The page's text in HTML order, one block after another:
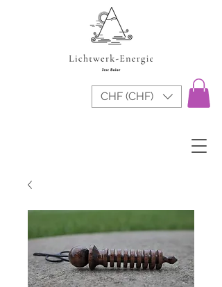
CHF (CHF)